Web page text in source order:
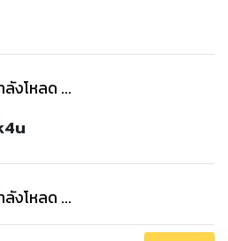
ก็ล้มสลาย
ทางเดินเดียวกัน
งหรือร่วง
ลังโหลด ...
ลังโหลด ...